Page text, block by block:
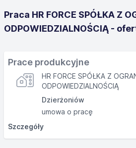
Praca HR FORCE SPÓŁKA Z
ODPOWIEDZIALNOŚCIĄ -
Prace produkcyjne
HR FORCE SPÓŁKA Z
ODPOWIEDZIALNOŚCIĄ
Dzierżoniów
umowa o pracę
Szczegóły